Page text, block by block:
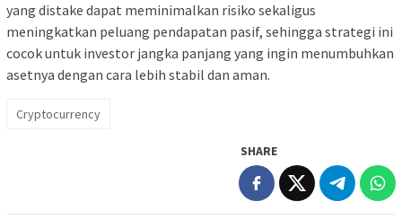
yang distake dapat meminimalkan risiko sekaligus
meningkatkan peluang pendapatan pasif, sehingga strategi ini
cocok untuk investor jangka panjang yang ingin menumbuhkan
asetnya dengan cara lebih stabil dan aman.
Cryptocurrency
SHARE